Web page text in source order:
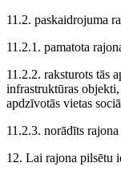
11.2. paskaidrojuma
11.2.1. pamatota
11.2.2. raksturots tās
infrastruktūras
apdzīvotās vietas
11.2.3. norādīts
12. Lai rajona pilsētu